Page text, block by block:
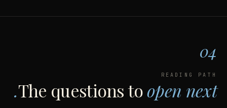
04
READING PATH
The questions toopen next.